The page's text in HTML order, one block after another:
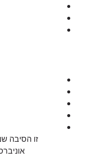
זו הסיבה